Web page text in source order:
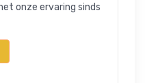
onze ervaring sinds